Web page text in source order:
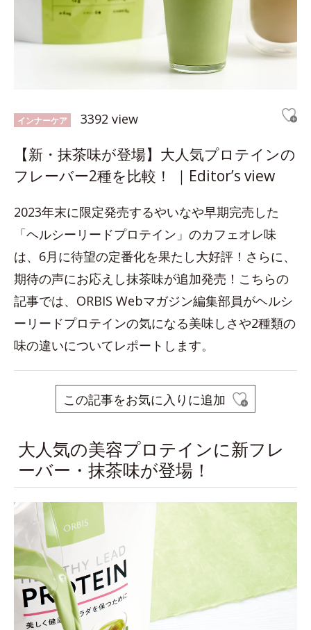
インナーケア 3392 view
【新・抹茶味が登場】大人気プロテインの
フレーバー2種を比較！ ｜Editor’s view
2023年末に限定発売するやいなや早期完売した
「ヘルシーリードプロテイン」のカフェオレ味
は、6月に待望の定番化を果たし大好評！さらに、
期待の声にお応えし抹茶味が追加発売！こちらの
記事では、ORBIS Webマガジン編集部員がヘルシ
ーリードプロテインの気になる美味しさや2種類の
味の違いについてレポートします。
この記事をお気に入りに追加
大人気の美容プロテインに新フレ
ーバー・抹茶味が登場！